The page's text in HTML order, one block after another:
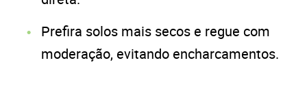
Prefira solos mais secos e regue com
moderação, evitando encharcamentos.